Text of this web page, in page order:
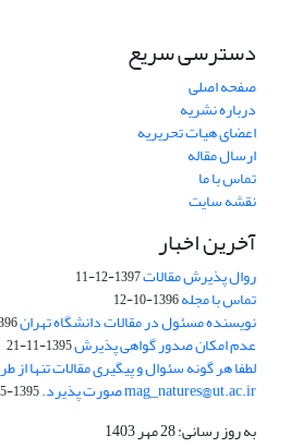
دسترسی سریع
صفحه اصلی
درباره نشریه
اعضای هیات تحریریه
ارسال مقاله
تماس با ما
نقشه سایت
آخرین اخبار
روال پذیرش مقالات1397-12-11
تماس با مجله1396-10-12
نویسنده مسئول در مقالات دانشگاه تهران01-11
عدم امکان صدور گواهی پذیرش1395-11-21
لطفا هر گونه سئوال و پیگیری مقالات تنها از
mag_natures@ut.ac.ir صورت پذیرد. 1395-05-27
به روز رسانی: 28 مهر 1403